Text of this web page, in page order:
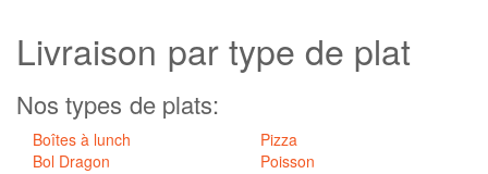
Livraison partype de plat
Nos types de plats:
Boîtes à lunch
Bol Dragon
Pizza
Poisson